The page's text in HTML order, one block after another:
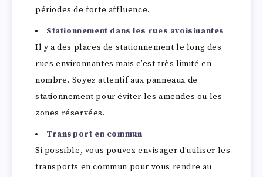
périodes de forte affluence.
Stationnement dans les rues avoisinantes
Il y a des places de stationnement le long des
rues environnantes mais c’est très limité en
nombre. Soyez attentif aux panneaux de
stationnement pour éviter les amendes ou les
zones réservées.
Transport en commun
Si possible, vous pouvez envisager d’utiliser les
transports en commun pour vous rendre au